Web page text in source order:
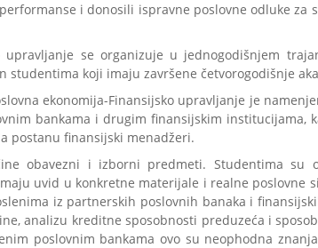
i donosili ispravne poslovne odluke za
upravljanje se organizuje u jednogodišnjem
studentima koji imaju završene četvorogodišnje
ekonomija-Finansijsko upravljanje je
bankama i drugim finansijskim institucijama,
postanu finansijski menadžeri.
obavezni i izborni predmeti. Studentima su
uvid u konkretne materijale i realne poslovne
iz partnerskih poslovnih banaka i
analizu kreditne sposobnosti preduzeća i
poslovnim bankama ovo su neophodna